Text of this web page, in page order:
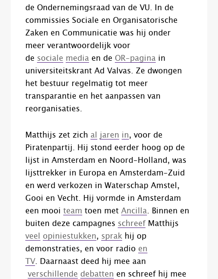
de Ondernemingsraad van de VU. In de
commissies Sociale en Organisatorische
Zaken en Communicatie was hij onder
meer verantwoordelijk voor
de sociale media en deOR-pagina in
universiteitskrant Ad Valvas. Ze dwongen
het bestuur regelmatig tot meer
transparantie en het aanpassen van
reorganisaties.
Matthijs zet zich al jaren in, voor de
Piratenpartij. Hij stond eerder hoog op de
lijst in Amsterdam en Noord-Holland, was
lijsttrekker in Europa en Amsterdam-Zuid
en werd verkozen in Waterschap Amstel,
Gooi en Vecht. Hij vormde in Amsterdam
een mooiteam toen metAncilla. Binnen en
buiten deze campagnes schreef Matthijs
veel
opiniestukken, sprak hij op
demonstraties, en voor radio en
TV. Daarnaast deed hij mee aan
verschillende debatten en schreef hij mee